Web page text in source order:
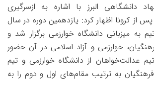
دانشگاهی البرز با اشاره به ازسرگیری
از کرونا اظهار کرد: یازدهمین دوره در سال
به میزبانی دانشگاه خوارزمی برگزار شد و
خوارزمی و آزاد اسلامی در آن حضور
عدالت‌خواهان از دانشگاه خوارزمی و تیم
به ترتیب مقام‌های اول و دوم را به